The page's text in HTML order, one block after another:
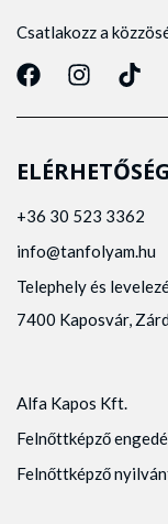
Csatlakozz a
+36 30 523 3362
info@tanfolyam.hu
Telephely és
7400 Kaposvár,
Alfa Kapos Kft.
Felnőttképző
Felnőttképző